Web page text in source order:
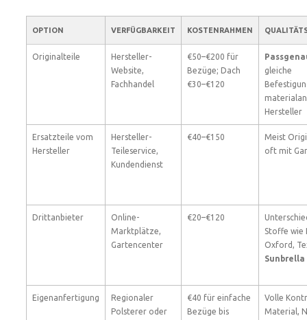
OPTION VERFÜGBARKEIT KOSTENRAHMEN
Originalteile
Hersteller-
Website,
Fachhandel
€50–€200 für
Bezüge; Dach
€30–€120
gleiche
Hersteller
Ersatzteile vom
Hersteller
Hersteller-
Teileservice,
Kundendienst
€40–€150
Meist
oft mit
Drittanbieter
Online-
Marktplätze,
Gartencenter
€20–€120
Stoffe wie
Oxford,
Sunbrella
Eigenanfertigung
Regionaler
Polsterer oder
€40 für einfache
Bezüge bis
Volle
Material,